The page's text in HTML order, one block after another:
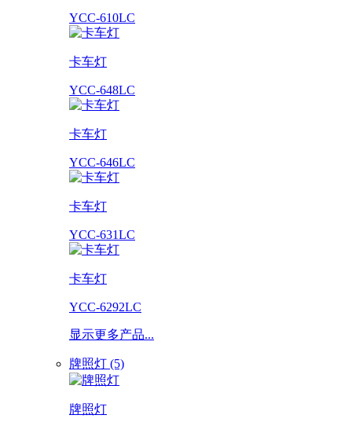
YCC-610LC
卡车灯
YCC-648LC
卡车灯
YCC-646LC
卡车灯
YCC-631LC
卡车灯
YCC-6292LC
显示更多产品...
牌照灯 (5)
牌照灯